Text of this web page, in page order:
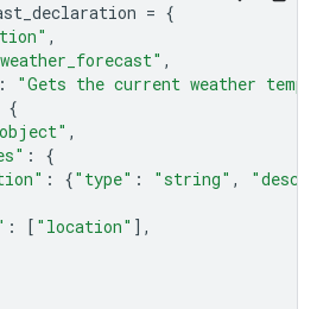
= {
,
,
:
"Gets the current weather
{
,
:
{
: {"type" : "string" ,
: [ "location" ],